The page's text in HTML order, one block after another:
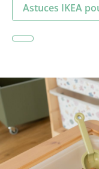
Astuces IKEA